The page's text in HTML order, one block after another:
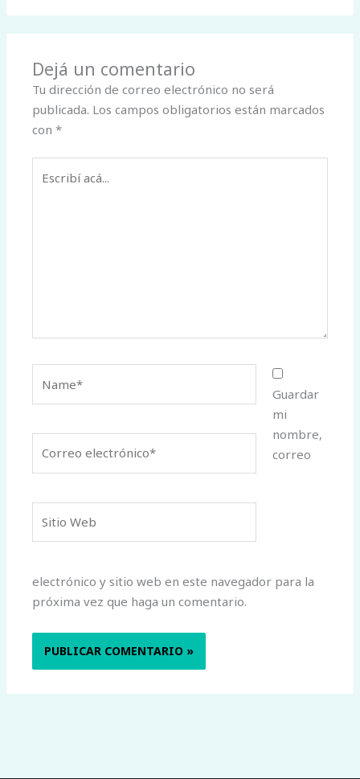
Dejá un comentario
Tu dirección de correo electrónico no será
publicada. Los campos obligatorios están marcados
con*
acá...
electrónico*
Web
Guardar
mi
nombre,
correo
electrónico y sitio web en este navegador para la
próxima vez que haga un comentario.